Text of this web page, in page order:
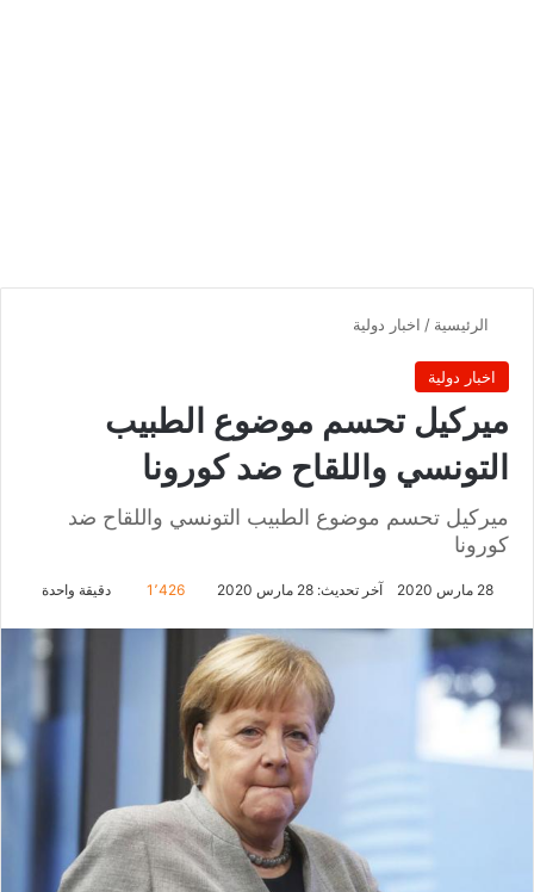
الرئيسية / اخبار دولية
اخبار دولية
ميركيل تحسم موضوع الطبيب
التونسي واللقاح ضد كورونا
ميركيل تحسم موضوع الطبيب التونسي واللقاح ضد
كورونا
28 مارس 2020 آخر تحديث: 28 مارس 2020 1٬426 دقيقة واحدة